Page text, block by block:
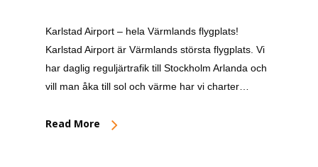
Karlstad Airport – hela Värmlands flygplats!
Karlstad Airport är Värmlands största flygplats. Vi
har daglig reguljärtrafik till Stockholm Arlanda och
vill man åka till sol och värme har vi charter…
Read More